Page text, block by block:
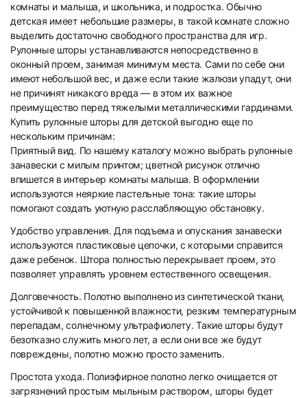
15 16
17 18
19 20
21 22
комнаты и малыша, и школьника, и подростка. Обычно
детская имеет небольшие размеры, в такой комнате сложно
выделить достаточно свободного пространства для игр.
Рулонные шторы устанавливаются непосредственно в
оконный проем, занимая минимум места. Сами по себе они
имеют небольшой вес, и даже если такие жалюзи упадут, они
не причинят никакого вреда — в этом их важное
преимущество перед тяжелыми металлическими гардинами.
Купить рулонные шторы для детской выгодно еще по
нескольким причинам:
Приятный вид. По нашему каталогу можно выбрать рулонные
занавески с милым принтом; цветной рисунок отлично
впишется в интерьер комнаты малыша. В оформлении
используются неяркие пастельные тона: такие шторы
помогают создать уютную расслабляющую обстановку.
Удобство управления. Для подъема и опускания занавески
используются пластиковые цепочки, с которыми справится
даже ребенок. Штора полностью перекрывает проем, это
позволяет управлять уровнем естественного освещения.
Долговечность. Полотно выполнено из синтетической ткани,
устойчивой к повышенной влажности, резким температурным
перепадам, солнечному ультрафиолету. Такие шторы будут
безотказно служить много лет, а если они все же будут
повреждены, полотно можно просто заменить.
Простота ухода. Полиэфирное полотно легко очищается от
загрязнений простым мыльным раствором, шторы будет